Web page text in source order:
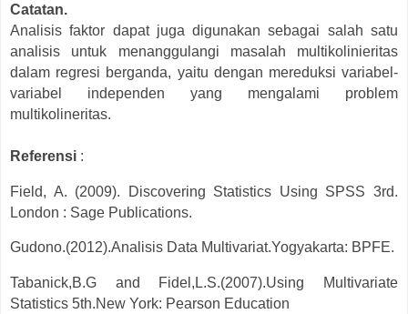
Catatan.
Analisis faktor dapat juga digunakan sebagai salah satu
analisis untuk menanggulangi masalah multikolinieritas
dalam regresi berganda, yaitu dengan mereduksi variabel-
variabel independen yang mengalami problem
multikolineritas.
Referensi :
Field, A. (2009). Discovering Statistics Using SPSS 3rd.
London : Sage Publications.
Gudono.(2012).Analisis Data Multivariat.Yogyakarta: BPFE.
Tabanick,B.G and Fidel,L.S.(2007).Using Multivariate
Statistics 5th.New York: Pearson Education